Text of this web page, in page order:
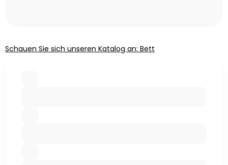
Schauen Sie sich unseren Katalog an: Bett